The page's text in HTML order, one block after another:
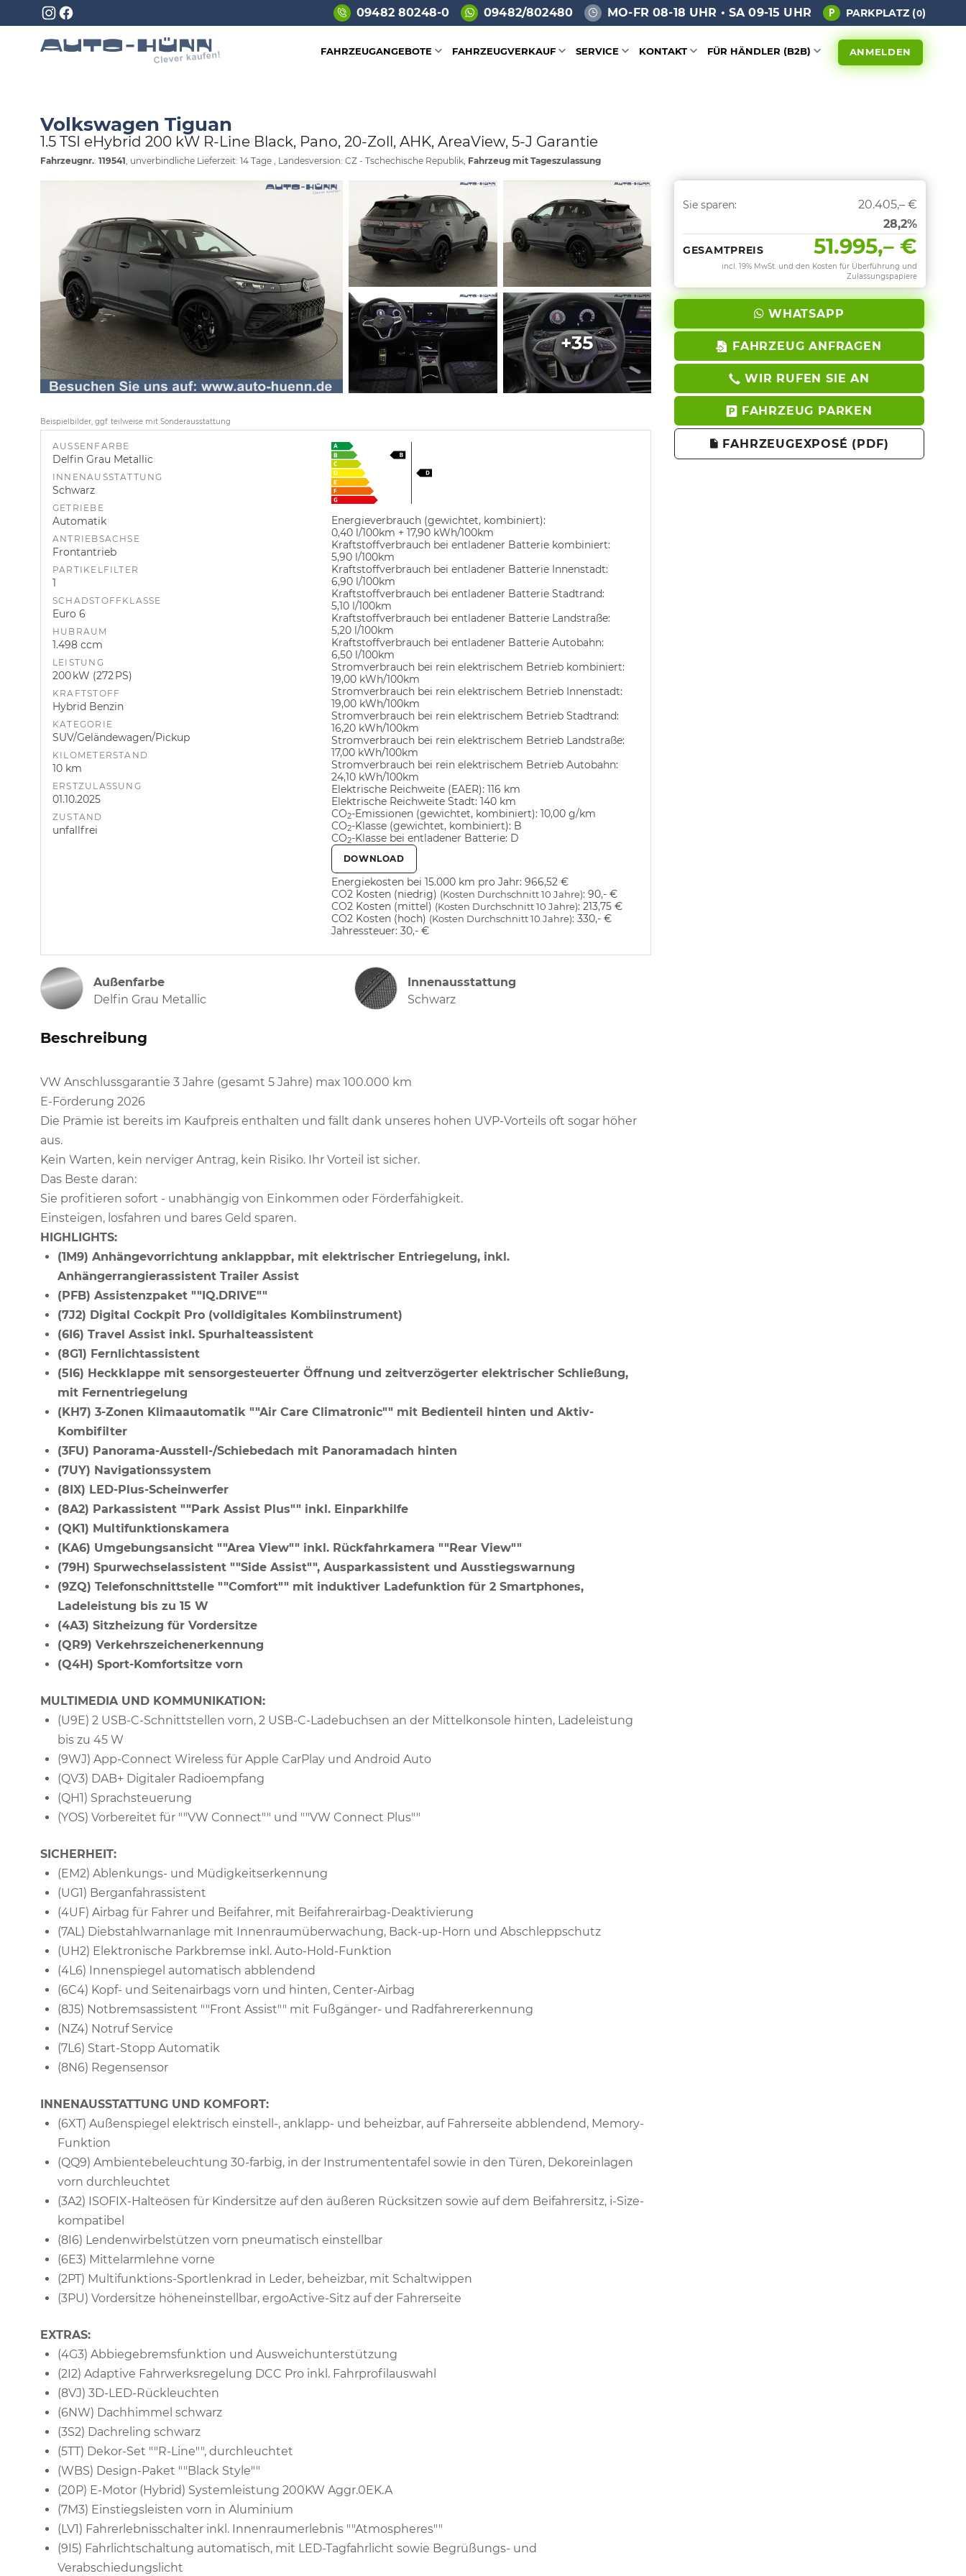
09482 80248-0 09482/802480 MO-FR 08-18 UHR • SA 09-15 UHR PARKPLATZ (0)
FAHRZEUGANGEBOTE FAHRZEUGVERKAUF SERVICE KONTAKT FÜR HÄNDLER (B2B) ANMELDEN
Volkswagen Tiguan
1.5 TSI eHybrid 200 kW R-Line Black, Pano, 20-Zoll, AHK, AreaView, 5-J Garantie
Fahrzeugnr.: 119541 , unverbindliche Lieferzeit: 14 Tage , Landesversion: CZ - Tschechische Republik, Fahrzeug mit Tageszulassung
Sie sparen:
20.405,– €
28,2%
GESAMTPREIS 51.995,– €
incl. 19% MwSt. und den Kosten für Überführung und
Zulassungspapiere
WHATSAPP
FAHRZEUG ANFRAGEN
WIR RUFEN SIE AN
FAHRZEUG PARKEN
FAHRZEUGEXPOSÉ (PDF)
+35
Beispielbilder, ggf. teilweise mit Sonderausstattung
AUSSENFARBE
Delfin Grau Metallic
INNENAUSSTATTUNG
Schwarz
GETRIEBE
Automatik
ANTRIEBSACHSE
Frontantrieb
PARTIKELFILTER
1
SCHADSTOFFKLASSE
Euro 6
HUBRAUM
1.498 ccm
LEISTUNG
200 kW (272 PS)
KRAFTSTOFF
Hybrid Benzin
KATEGORIE
SUV/Geländewagen/Pickup
KILOMETERSTAND
10 km
ERSTZULASSUNG
01.10.2025
ZUSTAND
unfallfrei
Energieverbrauch (gewichtet, kombiniert):
0,40 l/100km + 17,90 kWh/100km
Kraftstoffverbrauch bei entladener Batterie kombiniert:
5,90 l/100km
Kraftstoffverbrauch bei entladener Batterie Innenstadt:
6,90 l/100km
Kraftstoffverbrauch bei entladener Batterie Stadtrand:
5,10 l/100km
Kraftstoffverbrauch bei entladener Batterie Landstraße:
5,20 l/100km
Kraftstoffverbrauch bei entladener Batterie Autobahn:
6,50 l/100km
Stromverbrauch bei rein elektrischem Betrieb kombiniert:
19,00 kWh/100km
Stromverbrauch bei rein elektrischem Betrieb Innenstadt:
19,00 kWh/100km
Stromverbrauch bei rein elektrischem Betrieb Stadtrand:
16,20 kWh/100km
Stromverbrauch bei rein elektrischem Betrieb Landstraße:
17,00 kWh/100km
Stromverbrauch bei rein elektrischem Betrieb Autobahn:
24,10 kWh/100km
Elektrische Reichweite (EAER): 116 km
Elektrische Reichweite Stadt: 140 km
CO2-Emissionen (gewichtet, kombiniert): 10,00 g/km
CO2-Klasse (gewichtet, kombiniert): B
CO2-Klasse bei entladener Batterie: D
DOWNLOAD
Energiekosten bei 15.000 km pro Jahr: 966,52 €
CO2 Kosten (niedrig) (Kosten Durchschnitt 10 Jahre): 90,- €
CO2 Kosten (mittel) (Kosten Durchschnitt 10 Jahre): 213,75 €
CO2 Kosten (hoch) (Kosten Durchschnitt 10 Jahre): 330,- €
Jahressteuer: 30,- €
Außenfarbe
Delfin Grau Metallic
Innenausstattung
Innenausstattung
Schwarz
Beschreibung
VW Anschlussgarantie 3 Jahre (gesamt 5 Jahre) max 100.000 km
E-Förderung 2026
Die Prämie ist bereits im Kaufpreis enthalten und fällt dank unseres hohen UVP-Vorteils oft sogar höher
aus.
Kein Warten, kein nerviger Antrag, kein Risiko. Ihr Vorteil ist sicher.
Das Beste daran:
Sie profitieren sofort - unabhängig von Einkommen oder Förderfähigkeit.
Einsteigen, losfahren und bares Geld sparen.
HIGHLIGHTS:
(1M9) Anhängevorrichtung anklappbar, mit elektrischer Entriegelung, inkl.
Anhängerrangierassistent Trailer Assist
(PFB) Assistenzpaket ""IQ.DRIVE""
(7J2) Digital Cockpit Pro (volldigitales Kombiinstrument)
(6I6) Travel Assist inkl. Spurhalteassistent
(8G1) Fernlichtassistent
(5I6) Heckklappe mit sensorgesteuerter Öffnung und zeitverzögerter elektrischer Schließung,
mit Fernentriegelung
(KH7) 3-Zonen Klimaautomatik ""Air Care Climatronic"" mit Bedienteil hinten und Aktiv-
Kombifilter
(3FU) Panorama-Ausstell-/Schiebedach mit Panoramadach hinten
(7UY) Navigationssystem
(8IX) LED-Plus-Scheinwerfer
(8A2) Parkassistent ""Park Assist Plus"" inkl. Einparkhilfe
(QK1) Multifunktionskamera
(KA6) Umgebungsansicht ""Area View"" inkl. Rückfahrkamera ""Rear View""
(79H) Spurwechselassistent ""Side Assist"", Ausparkassistent und Ausstiegswarnung
(9ZQ) Telefonschnittstelle ""Comfort"" mit induktiver Ladefunktion für 2 Smartphones,
Ladeleistung bis zu 15 W
(4A3) Sitzheizung für Vordersitze
(QR9) Verkehrszeichenerkennung
(Q4H) Sport-Komfortsitze vorn
MULTIMEDIA UND KOMMUNIKATION:
(U9E) 2 USB-C-Schnittstellen vorn, 2 USB-C-Ladebuchsen an der Mittelkonsole hinten, Ladeleistung
bis zu 45 W
(9WJ) App-Connect Wireless für Apple CarPlay und Android Auto
(QV3) DAB+ Digitaler Radioempfang
(QH1) Sprachsteuerung
(YOS) Vorbereitet für ""VW Connect"" und ""VW Connect Plus""
SICHERHEIT:
(EM2) Ablenkungs- und Müdigkeitserkennung
(UG1) Berganfahrassistent
(4UF) Airbag für Fahrer und Beifahrer, mit Beifahrerairbag-Deaktivierung
(7AL) Diebstahlwarnanlage mit Innenraumüberwachung, Back-up-Horn und Abschleppschutz
(UH2) Elektronische Parkbremse inkl. Auto-Hold-Funktion
(4L6) Innenspiegel automatisch abblendend
(6C4) Kopf- und Seitenairbags vorn und hinten, Center-Airbag
(8J5) Notbremsassistent ""Front Assist"" mit Fußgänger- und Radfahrererkennung
(NZ4) Notruf Service
(7L6) Start-Stopp Automatik
(8N6) Regensensor
INNENAUSSTATTUNG UND KOMFORT:
(6XT) Außenspiegel elektrisch einstell-, anklapp- und beheizbar, auf Fahrerseite abblendend, Memory-
Funktion
(QQ9) Ambientebeleuchtung 30-farbig, in der Instrumententafel sowie in den Türen, Dekoreinlagen
vorn durchleuchtet
(3A2) ISOFIX-Halteösen für Kindersitze auf den äußeren Rücksitzen sowie auf dem Beifahrersitz, i-Size-
kompatibel
(8I6) Lendenwirbelstützen vorn pneumatisch einstellbar
(6E3) Mittelarmlehne vorne
(2PT) Multifunktions-Sportlenkrad in Leder, beheizbar, mit Schaltwippen
(3PU) Vordersitze höheneinstellbar, ergoActive-Sitz auf der Fahrerseite
EXTRAS:
(4G3) Abbiegebremsfunktion und Ausweichunterstützung
(2I2) Adaptive Fahrwerksregelung DCC Pro inkl. Fahrprofilauswahl
(8VJ) 3D-LED-Rückleuchten
(6NW) Dachhimmel schwarz
(3S2) Dachreling schwarz
(5TT) Dekor-Set ""R-Line"", durchleuchtet
(WBS) Design-Paket ""Black Style""
(20P) E-Motor (Hybrid) Systemleistung 200KW Aggr.0EK.A
(7M3) Einstiegsleisten vorn in Aluminium
(LV1) Fahrerlebnisschalter inkl. Innenraumerlebnis ""Atmospheres""
(9I5) Fahrlichtschaltung automatisch, mit LED-Tagfahrlicht sowie Begrüßungs- und
Verabschiedungslicht